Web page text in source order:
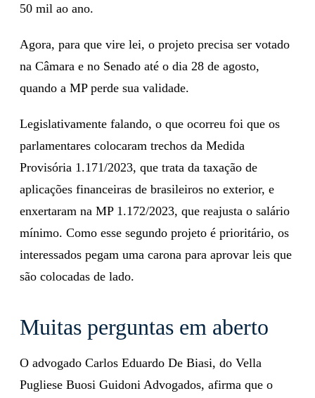
50 mil ao ano.
Agora, para que vire lei, o projeto precisa ser votado
na Câmara e no Senado até o dia 28 de agosto,
quando a MP perde sua validade.
Legislativamente falando, o que ocorreu foi que os
parlamentares colocaram trechos da Medida
Provisória 1.171/2023, que trata da taxação de
aplicações financeiras de brasileiros no exterior, e
enxertaram na MP 1.172/2023, que reajusta o salário
mínimo. Como esse segundo projeto é prioritário, os
interessados pegam uma carona para aprovar leis que
são colocadas de lado.
Muitas perguntas em aberto
O advogado Carlos Eduardo De Biasi, do Vella
Pugliese Buosi Guidoni Advogados, afirma que o